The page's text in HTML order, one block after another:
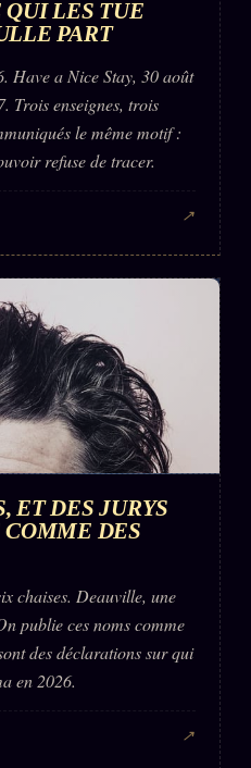
LES TUE
PART
Have a Nice Stay, 30 août
Trois enseignes, trois
le même motif :
refuse de tracer.
↗
ET DES JURYS
DES
chaises. Deauville, une
publie ces noms comme
des déclarations sur qui
en 2026.
↗